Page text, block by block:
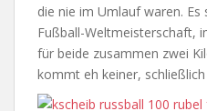
die nie im Umlauf waren.
Fußball-Weltmeisterschaft,
für beide zusammen zwei
kommt eh keiner,